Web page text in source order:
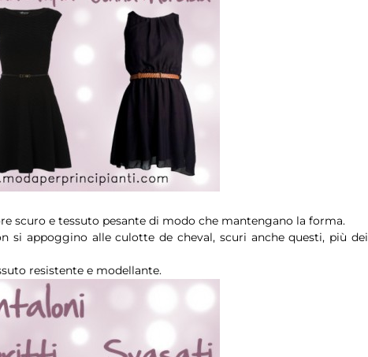
scuro e tessuto pesante di modo che mantengano la forma.
appoggino alle culotte de cheval, scuri anche questi, più dei
resistente e modellante.